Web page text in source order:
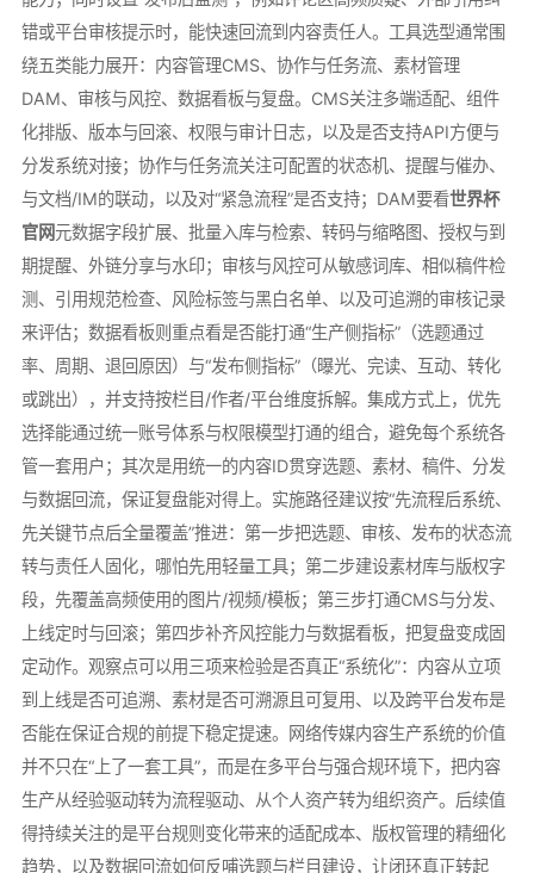
错或平台审核提示时，能快速回流到内容责任人。工具选型通常围
绕五类能力展开：内容管理CMS、协作与任务流、素材管理
DAM、审核与风控、数据看板与复盘。CMS关注多端适配、组件
化排版、版本与回滚、权限与审计日志，以及是否支持API方便与
分发系统对接；协作与任务流关注可配置的状态机、提醒与催办、
与文档/IM的联动，以及对“紧急流程”是否支持；DAM要看世界杯
官网元数据字段扩展、批量入库与检索、转码与缩略图、授权与到
期提醒、外链分享与水印；审核与风控可从敏感词库、相似稿件检
测、引用规范检查、风险标签与黑白名单、以及可追溯的审核记录
来评估；数据看板则重点看是否能打通“生产侧指标”（选题通过
率、周期、退回原因）与“发布侧指标”（曝光、完读、互动、转化
或跳出），并支持按栏目/作者/平台维度拆解。集成方式上，优先
选择能通过统一账号体系与权限模型打通的组合，避免每个系统各
管一套用户；其次是用统一的内容ID贯穿选题、素材、稿件、分发
与数据回流，保证复盘能对得上。实施路径建议按“先流程后系统、
先关键节点后全量覆盖”推进：第一步把选题、审核、发布的状态流
转与责任人固化，哪怕先用轻量工具；第二步建设素材库与版权字
段，先覆盖高频使用的图片/视频/模板；第三步打通CMS与分发、
上线定时与回滚；第四步补齐风控能力与数据看板，把复盘变成固
定动作。观察点可以用三项来检验是否真正“系统化”：内容从立项
到上线是否可追溯、素材是否可溯源且可复用、以及跨平台发布是
否能在保证合规的前提下稳定提速。网络传媒内容生产系统的价值
并不只在“上了一套工具”，而是在多平台与强合规环境下，把内容
生产从经验驱动转为流程驱动、从个人资产转为组织资产。后续值
得持续关注的是平台规则变化带来的适配成本、版权管理的精细化
趋势，以及数据回流如何反哺选题与栏目建设，让闭环真正转起